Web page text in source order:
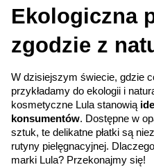
Ekologiczna
zgodzie z
W dzisiejszym świecie, gdzie
przykładamy do ekologii i
kosmetyczne Lula stanowią
konsumentów. Dostępne w
sztuk, te delikatne płatki są
rutyny pielęgnacyjnej.
marki Lula? Przekonajmy się!